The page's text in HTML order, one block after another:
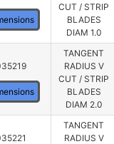
CUT / STRIP
BLADES
DIAM 1.0
TANGENT
RADIUS V
CUT / STRIP
BLADES
DIAM 2.0
TANGENT
RADIUS V